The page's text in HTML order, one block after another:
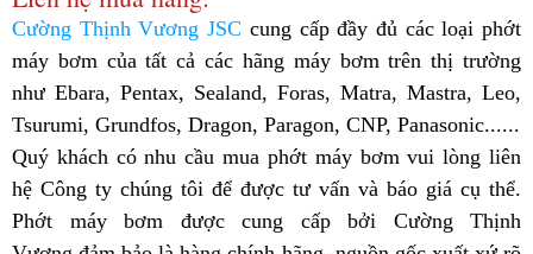
Cường Thịnh Vương JSC cung cấp đầy đủ các loại phớt
máy bơm của tất cả các hãng máy bơm trên thị trường
như Ebara, Pentax, Sealand, Foras, Matra, Mastra, Leo,
Tsurumi, Grundfos, Dragon, Paragon, CNP, Panasonic......
Quý khách có nhu cầu mua phớt máy bơm vui lòng liên
hệ Công ty chúng tôi để được tư vấn và báo giá cụ thể.
Phớt máy bơm được cung cấp bởi Cường Thịnh